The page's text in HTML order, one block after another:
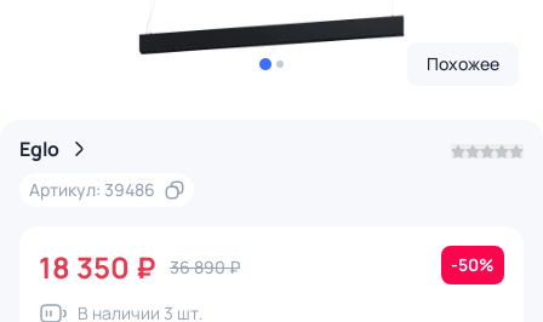
Похожее
Eglo
Артикул: 39486
18 350 ₽ 36 890 ₽ -50%
В наличии 3 шт.